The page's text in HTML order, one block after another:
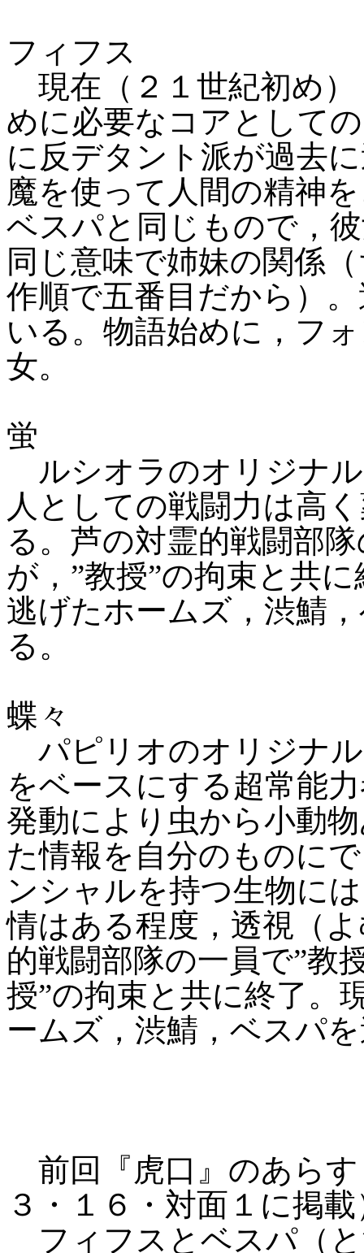
フィフス
現在（２１世紀初め
めに必要なコアとして
に反デタント派が過去
魔を使って人間の精神
ベスパと同じもので，
同じ意味で姉妹の関係
作順で五番目だから）
いる。物語始めに，フ
女。
蛍
ルシオラのオリジナル
人としての戦闘力は高
る。芦の対霊的戦闘部
が，”教授”の拘束と共
逃げたホームズ，渋鯖
る。
蝶々
パピリオのオリジナ
をベースにする超常能
発動により虫から小動
た情報を自分のものに
ンシャルを持つ生物に
情はある程度，透視（
的戦闘部隊の一員で”教
授”の拘束と共に終了。
ームズ，渋鯖，ベスパ
前回『虎口』のあら
３・１６・対面１に掲載
フィフスとベスパ（